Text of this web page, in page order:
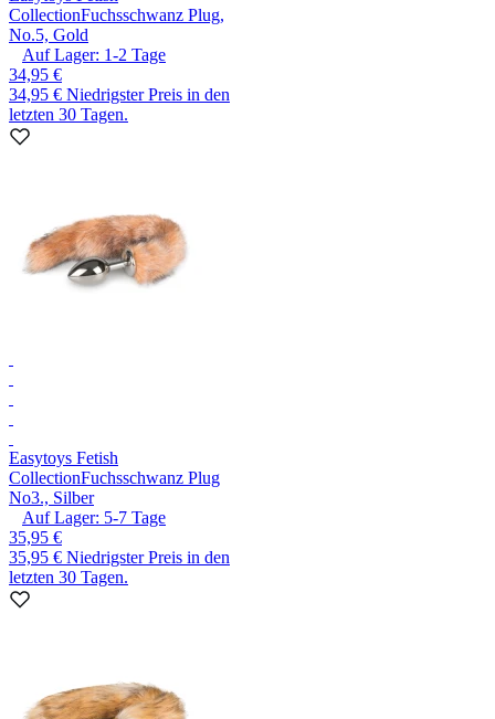
CollectionFuchsschwanz Plug,
No.5, Gold
Auf Lager: 1-2 Tage
34,95 €
34,95 € Niedrigster Preis in den
letzten 30 Tagen.
Easytoys Fetish
CollectionFuchsschwanz Plug
No3., Silber
Auf Lager: 5-7 Tage
35,95 €
35,95 € Niedrigster Preis in den
letzten 30 Tagen.